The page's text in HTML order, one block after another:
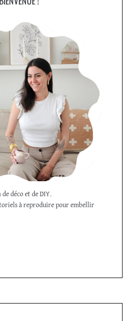
déco et de DIY.
à reproduire pour embellir